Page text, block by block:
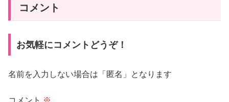
コメント
お気軽にコメントどうぞ！
名前を入力しない場合は「匿名」となります
コメント ※